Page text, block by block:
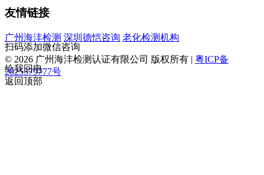
友情链接
广州海沣检测 深圳德恺咨询 老化检测机构
© 2026 广州海沣检测认证有限公司 版权所有 | 粤ICP备
2025379777号
扫码添加微信咨询
给我回电
返回顶部